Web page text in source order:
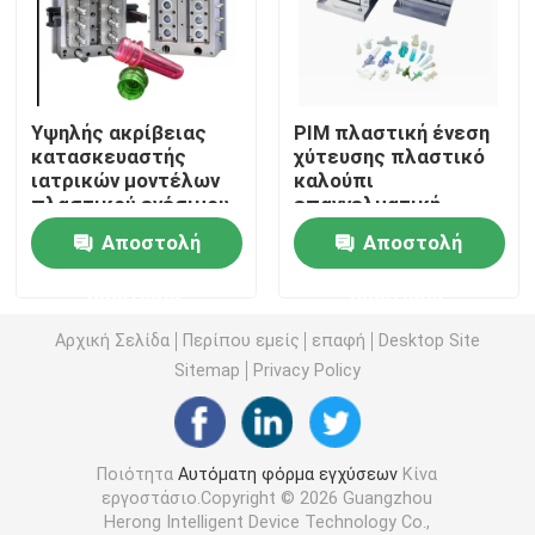
Ιατρική φόρμα εγχύσεων
2K Μούχλα ένεσης
Πλαστικό μούχλα ένεσης
Ρίψη κύβων κραμάτων αργιλίου
Ρίψη κύβων κραμάτων ψευδάργυρου
CNC συνήθειας κατεργασία
Υψηλής ακρίβειας
κατασκευαστής
ιατρικών μοντέλων
πλαστικού ενέσιμου
καλούπιας με
κοιλότητα πυρήνα
S136
Αποστολή
PIM πλαστική ένεση
χύτευσης πλαστικό
καλούπι
επαγγελματική
ιατρική πλαστική
νήμα ένεση χύτευσης
Αποστολή
Αρχική Σελίδα Περίπου εμείς επαφή
Desktop Site
Sitemap
Privacy Policy
ΠοιότηταΑυτόματη φόρμα εγχύσεων Κίνα
εργοστάσιο.Copyright © 2026 Guangzhou
Herong Intelligent Device Technology Co.,